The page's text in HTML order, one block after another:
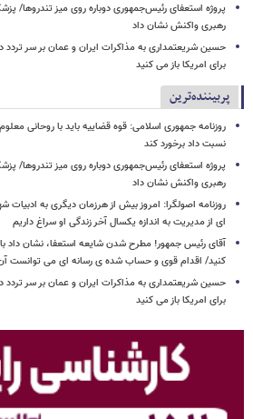
پروژه استعفای رئیس‌جمهوری دوباره روی میز تندروها/
رهبری واکنش نشان داد
حسین شریعتمداری به مذاکرات ایران و عمان بر سر تردد
برای امریکا باز می کنید
پربیننده‌ترین
روزنامه جمهوری اسلامی: قوه قضاییه باید با روحانی
نسبت داد برخورد کند
پروژه استعفای رئیس‌جمهوری دوباره روی میز تندروها/
رهبری واکنش نشان داد
روزنامه اصولگرا: امروز بیش از هرزمان دیگری به ادبیات
ای از مدیریت به اندازه یکسال آخر زندگی او سراغ داریم
آقای رئیس جمهور! مطرح شدن شایعه استعفا، نشان داد
کنید/ اقدام قوی و حساب شده ی رسانه ای می توانست آن
حسین شریعتمداری به مذاکرات ایران و عمان بر سر تردد
برای امریکا باز می کنید